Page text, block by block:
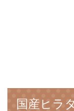
国産ヒラ